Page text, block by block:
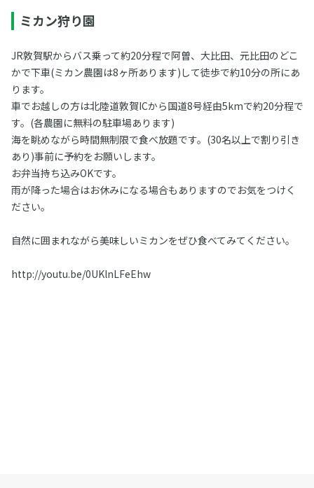
ミカン狩り園
JR敦賀駅からバス乗って約20分程で阿曽、大比田、元比田のどこ
かで下車(ミカン農園は8ヶ所あります)して徒歩で約10分の所にあ
ります。
車でお越しの方は北陸道敦賀ICから国道8号経由5kmで約20分程で
す。(各農園に無料の駐車場あります)
海を眺めながら時間無制限で食べ放題です。(30名以上で割り引き
あり)事前に予約をお願いします。
お弁当持ち込みOKです。
雨が降った場合はお休みになる場合もありますのでお気をつけく
ださい。
自然に囲まれながら美味しいミカンをぜひ食べてみてください。
http://youtu.be/0UKlnLFeEhw